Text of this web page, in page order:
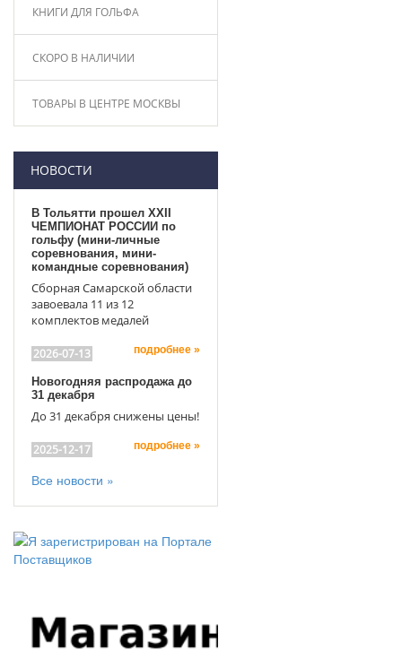
КНИГИ ДЛЯ ГОЛЬФА
СКОРО В НАЛИЧИИ
ТОВАРЫ В ЦЕНТРЕ МОСКВЫ
НОВОСТИ
В Тольятти прошел XXII
ЧЕМПИОНАТ РОССИИ по
гольфу (мини-личные
соревнования, мини-
командные соревнования)
Сборная Самарской области
завоевала 11 из 12
комплектов медалей
2026-07-13 подробнее »
Новогодняя распродажа до
31 декабря
До 31 декабря снижены цены!
2025-12-17 подробнее »
Все новости »